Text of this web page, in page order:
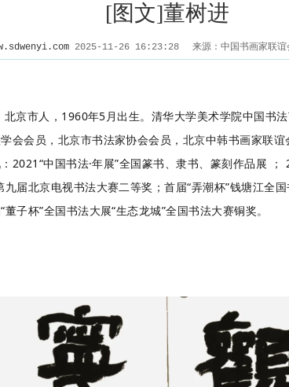
[图文]董树进
2025-11-26 16:23:28 来源：中国书画家联
市人，1960年5月出生。清华大学美术学院中国书法
会会员，北京市书法家协会会员，北京中韩书画家联
2021“中国书法·年展”全国篆书、隶书、篆刻作品展
届北京电视书法大赛二等奖；首届“弄潮杯”钱塘江全
子杯”全国书法大展“生态龙城”全国书法大赛铜奖。